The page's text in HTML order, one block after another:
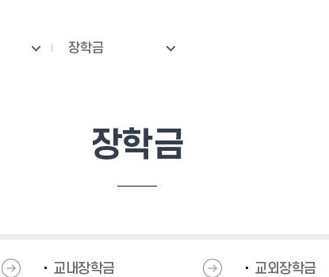
장학금
장학금
교내장학금 교외장학금